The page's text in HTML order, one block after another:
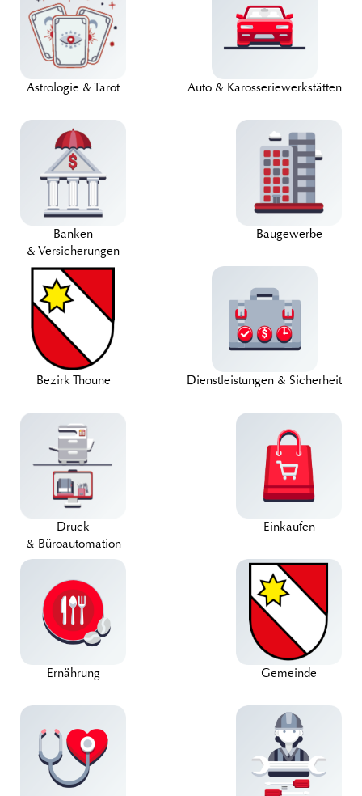
Astrologie & Tarot Auto & Karosseriewerkstätten
Banken
& Versicherungen
Baugewerbe
Bezirk Thoune Dienstleistungen & Sicherheit
Druck
& Büroautomation
Einkaufen
Ernährung Gemeinde